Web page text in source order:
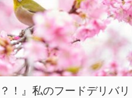
！』私のフードデリバリ